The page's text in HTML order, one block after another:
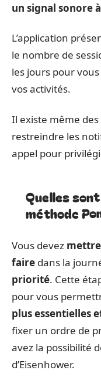
un signal sonore
L’application
le nombre de
les jours pour
vos activités.
Il existe même
restreindre les
appel pour
Quelles
méthode
Vous devez mettre
faire dans la
priorité. Cette
pour vous
plus essentielles
fixer un ordre de
avez la possibilité
d’Eisenhower.